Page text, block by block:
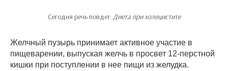
Сегодня речь пойдет:Диета при холецистите
Желчный пузырь принимает активное участие в
пищеварении, выпуская желчь в просвет 12-перстной
кишки при поступлении в нее пищи из желудка.